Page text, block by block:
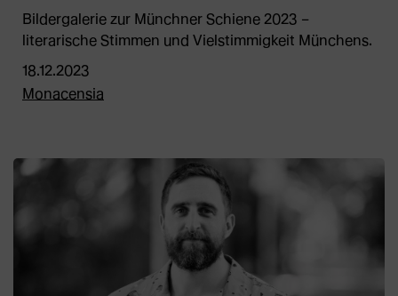
Bildergalerie zur Münchner Schiene 2023 –
literarische Stimmen und Vielstimmigkeit Münchens.
18.12.2023
Monacensia